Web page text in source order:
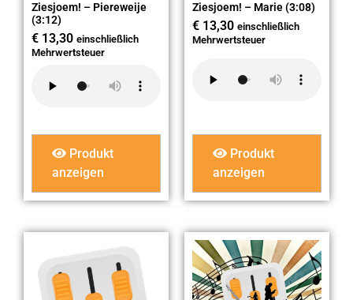
Ziesjoem! – Piereweije
(3:12)
€ 13,30 einschließlich
Mehrwertsteuer
Produkt
anzeigen
Ziesjoem! – Marie (3:08)
€ 13,30 einschließlich
Mehrwertsteuer
Produkt
anzeigen